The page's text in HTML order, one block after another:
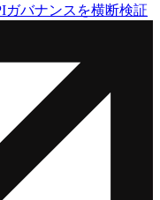
ガバナンスを横断検証